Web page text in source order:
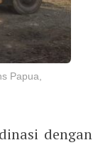
Papua,
dengan